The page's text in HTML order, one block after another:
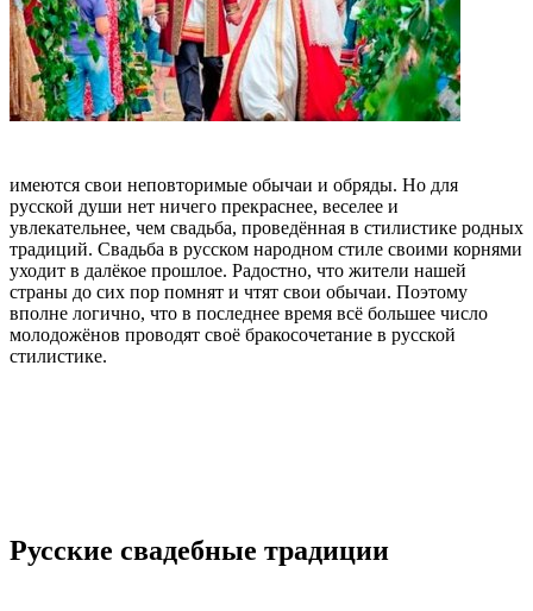
имеются свои неповторимые обычаи и обряды. Но для
русской души нет ничего прекраснее, веселее и
увлекательнее, чем свадьба, проведённая в стилистике родных
традиций. Свадьба в русском народном стиле своими корнями
уходит в далёкое прошлое. Радостно, что жители нашей
страны до сих пор помнят и чтят свои обычаи. Поэтому
вполне логично, что в последнее время всё большее число
молодожёнов проводят своё бракосочетание в русской
стилистике.
Русские свадебные традиции